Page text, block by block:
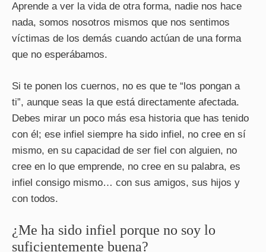
Aprende a ver la vida de otra forma, nadie nos hace
nada, somos nosotros mismos que nos sentimos
víctimas de los demás cuando actúan de una forma
que no esperábamos.
Si te ponen los cuernos, no es que te “los pongan a
ti”, aunque seas la que está directamente afectada.
Debes mirar un poco más esa historia que has tenido
con él; ese infiel siempre ha sido infiel, no cree en sí
mismo, en su capacidad de ser fiel con alguien, no
cree en lo que emprende, no cree en su palabra, es
infiel consigo mismo… con sus amigos, sus hijos y
con todos.
¿Me ha sido infiel porque no soy lo
suficientemente buena?